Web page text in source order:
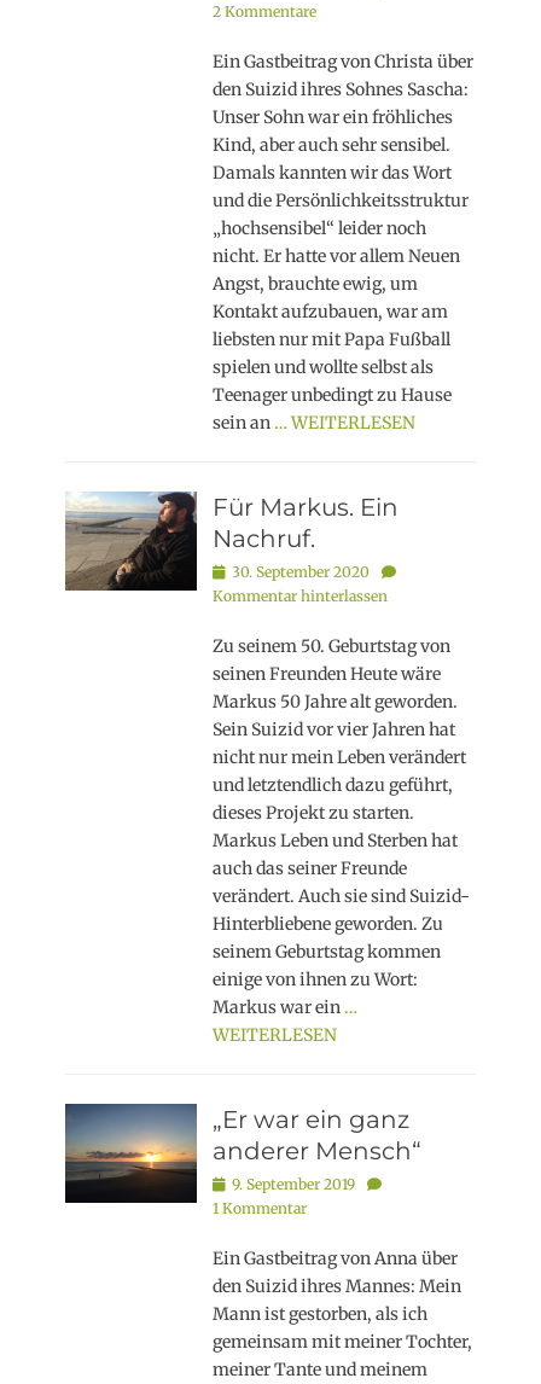
on
2 Kommentare
Ein Gastbeitrag von Christa über
den Suizid ihres Sohnes Sascha:
Unser Sohn war ein fröhliches
Kind, aber auch sehr sensibel.
Damals kannten wir das Wort
und die Persönlichkeitsstruktur
„hochsensibel“ leider noch
nicht. Er hatte vor allem Neuen
Angst, brauchte ewig, um
Kontakt aufzubauen, war am
liebsten nur mit Papa Fußball
spielen und wollte selbst als
Teenager unbedingt zu Hause
sein an … WEITERLESEN
Für Markus. Ein
Nachruf.
Posted
on
30. September 2020
Kommentar hinterlassen
Zu seinem 50. Geburtstag von
seinen Freunden Heute wäre
Markus 50 Jahre alt geworden.
Sein Suizid vor vier Jahren hat
nicht nur mein Leben verändert
und letztendlich dazu geführt,
dieses Projekt zu starten.
Markus Leben und Sterben hat
auch das seiner Freunde
verändert. Auch sie sind Suizid-
Hinterbliebene geworden. Zu
seinem Geburtstag kommen
einige von ihnen zu Wort:
Markus war ein …
WEITERLESEN
„Er war ein ganz
anderer Mensch“
Posted
on
9. September 2019
1 Kommentar
Ein Gastbeitrag von Anna über
den Suizid ihres Mannes: Mein
Mann ist gestorben, als ich
gemeinsam mit meiner Tochter,
meiner Tante und meinem